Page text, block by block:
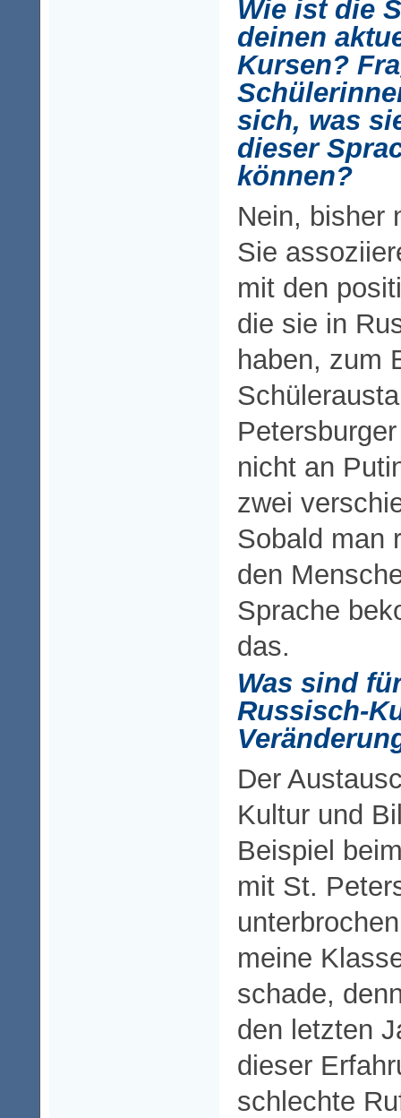
Wie ist die
deinen
Kursen?
sich, was
dieser
können?
Nein, bisher
Sie
mit den
die sie in
haben, zum
nicht an
zwei
Sobald man
den
Sprache
das.
Was sind
Russisch-
Der
Kultur und
Beispiel
mit St.
meine
schade,
den letzten
dieser
schlechte